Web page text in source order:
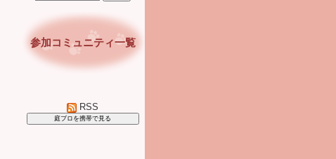
参加コミュニティ一覧
RSS